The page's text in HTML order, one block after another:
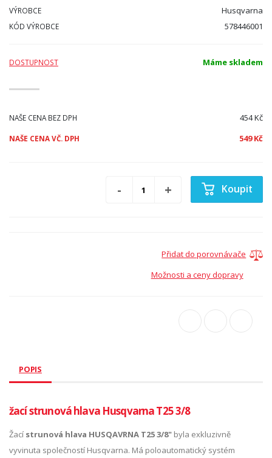
VÝROBCE Husqvarna
KÓD VÝROBCE 578446001
DOSTUPNOST Máme skladem
NAŠE CENA BEZ DPH 454 Kč
NAŠE CENA VČ. DPH 549 Kč
Koupit
Přidat do porovnávače
Možnosti a ceny dopravy
POPIS
žací strunová hlava Husqvarna T25 3/8
Žací strunová hlava HUSQAVRNA T25 3/8" byla exkluzivně
vyvinuta společností Husqvarna. Má poloautomatický systém